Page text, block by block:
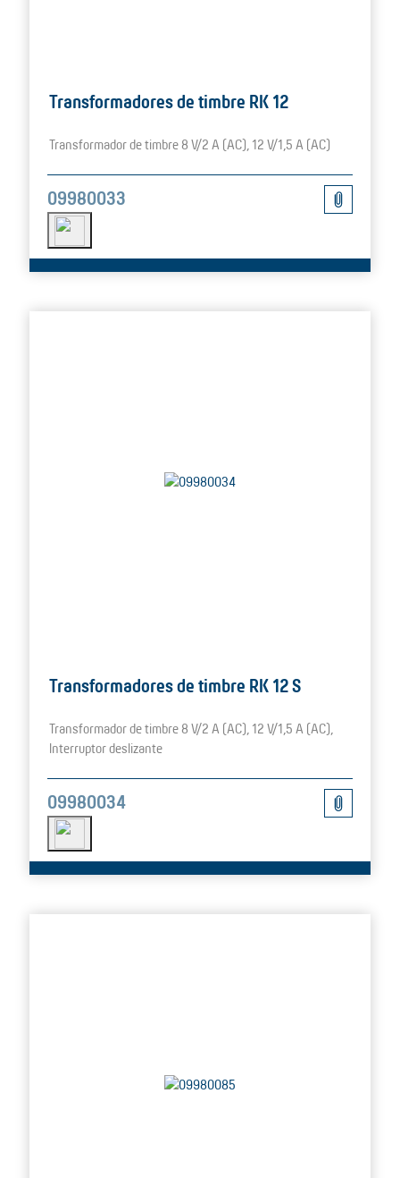
Transformadores de timbre RK 12
Transformador de timbre 8 V/2 A (AC), 12 V/1,5 A (AC)
09980033
Transformadores de timbre RK 12 S
Transformador de timbre 8 V/2 A (AC), 12 V/1,5 A (AC),
Interruptor deslizante
09980034